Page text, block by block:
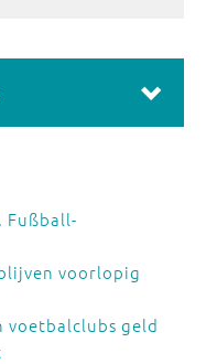
Fußball-
voorlopig
voetbalclubs geld